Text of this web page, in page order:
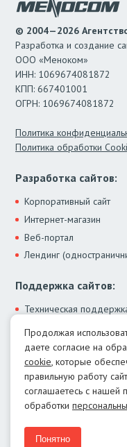
© 2004—2026
Разработка и создание
ООО «Меноком»
ИНН: 1069674081872
КПП: 667401001
ОГРН: 1069674081872
Политика
Политика обработки
Разработка сайтов:
Корпоративный сайт
Интернет-магазин
Веб-портал
Лендинг
Поддержка сайтов:
Техническая
Модернизация сайта
Лечение от вирусов
Контакты:
Москва:+7 (499) 322-
Екатеринбург:+7 (343)
E-mail:info@menocom.ru
Время работы:
Продолжая
даете согласие на
cookie, которые
правильную работу
соглашаетесь с нашей
обработки
Понятно